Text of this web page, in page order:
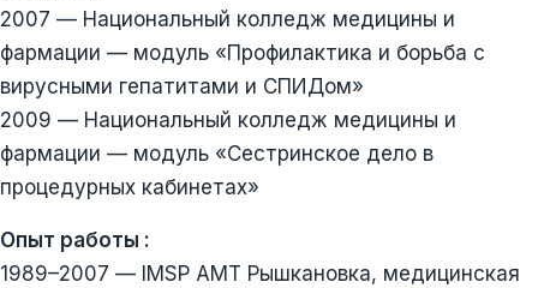
2007 — Национальный колледж медицины и
фармации — модуль «Профилактика и борьба с
вирусными гепатитами и СПИДом»
2009 — Национальный колледж медицины и
фармации — модуль «Сестринское дело в
процедурных кабинетах»
Опыт работы :
1989–2007 — IMSP AMT Рышкановка, медицинская